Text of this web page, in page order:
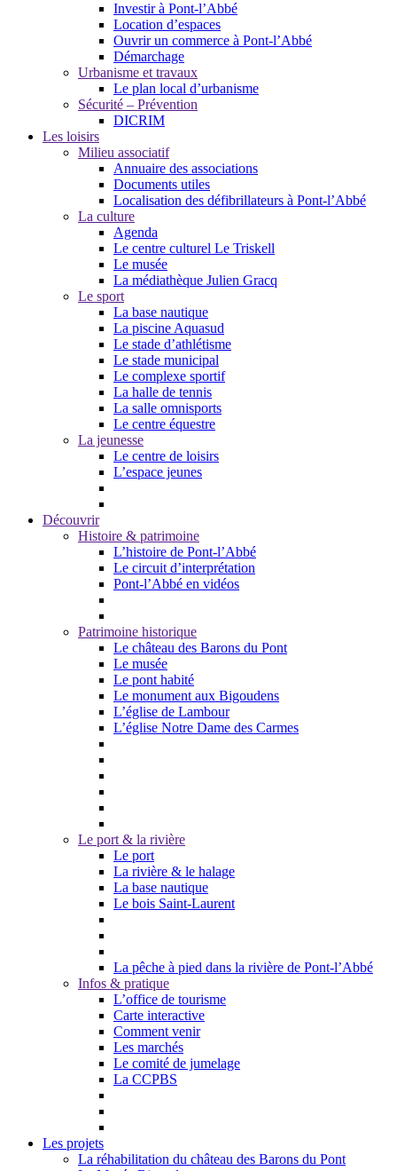
Investir à Pont-l’Abbé
Location d’espaces
Ouvrir un commerce à Pont-l’Abbé
Démarchage
Urbanisme et travaux
Le plan local d’urbanisme
Sécurité – Prévention
DICRIM
Les loisirs
Milieu associatif
Annuaire des associations
Documents utiles
Localisation des défibrillateurs à Pont-l’Abbé
La culture
Agenda
Le centre culturel Le Triskell
Le musée
La médiathèque Julien Gracq
Le sport
La base nautique
La piscine Aquasud
Le stade d’athlétisme
Le stade municipal
Le complexe sportif
La halle de tennis
La salle omnisports
Le centre équestre
La jeunesse
Le centre de loisirs
L’espace jeunes
Découvrir
Histoire & patrimoine
L’histoire de Pont-l’Abbé
Le circuit d’interprétation
Pont-l’Abbé en vidéos
Patrimoine historique
Le château des Barons du Pont
Le musée
Le pont habité
Le monument aux Bigoudens
L’église de Lambour
L’église Notre Dame des Carmes
Le port & la rivière
Le port
La rivière & le halage
La base nautique
Le bois Saint-Laurent
La pêche à pied dans la rivière de Pont-l’Abbé
Infos & pratique
L’office de tourisme
Carte interactive
Comment venir
Les marchés
Le comité de jumelage
La CCPBS
Les projets
La réhabilitation du château des Barons du Pont